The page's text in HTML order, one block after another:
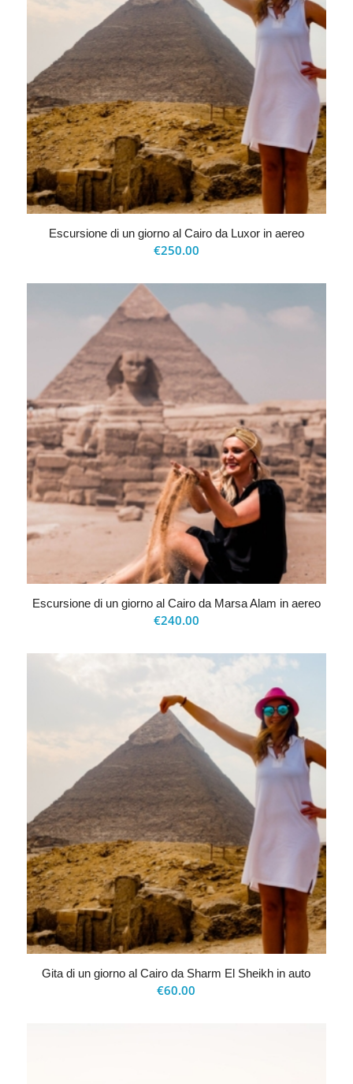
Escursione di un giorno al Cairo da Luxor in aereo
€250.00
Escursione di un giorno al Cairo da Marsa Alam in aereo
€240.00
Gita di un giorno al Cairo da Sharm El Sheikh in auto
€60.00